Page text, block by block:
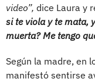
video”, dice Laura y
si te viola y te mata,
muerta? Me tengo
Según la madre, en
manifestó sentirse